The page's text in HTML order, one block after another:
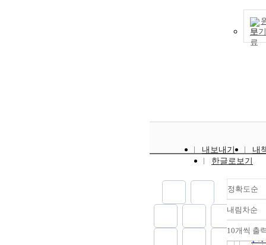
보기
내보내기
내
한글로보기
정확도순
정
순
인
내림차순
내
10개씩 출